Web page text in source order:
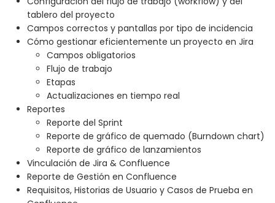
tablero del proyecto
Campos correctos y pantallas por tipo de incidencia
Cómo gestionar eficientemente un proyecto en Jira
Campos obligatorios
Flujo de trabajo
Etapas
Actualizaciones en tiempo real
Reportes
Reporte del Sprint
Reporte de gráfico de quemado (Burndown chart)
Reporte de gráfico de lanzamientos
Vinculación de Jira & Confluence
Reporte de Gestión en Confluence
Requisitos, Historias de Usuario y Casos de Prueba en